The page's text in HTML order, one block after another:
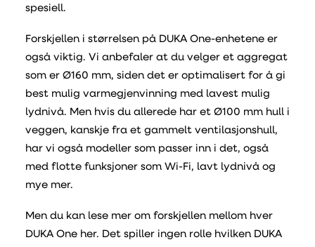
spesiell.
Forskjellen i størrelsen på DUKA One-enhetene er
også viktig. Vi anbefaler at du velger et aggregat
som er Ø160 mm, siden det er optimalisert for å gi
best mulig varmegjenvinning med lavest mulig
lydnivå. Men hvis du allerede har et Ø100 mm hull i
veggen, kanskje fra et gammelt ventilasjonshull,
har vi også modeller som passer inn i det, også
med flotte funksjoner som Wi-Fi, lavt lydnivå og
mye mer.
Men du kan lese mer om forskjellen mellom hver
DUKA One her. Det spiller ingen rolle hvilken DUKA